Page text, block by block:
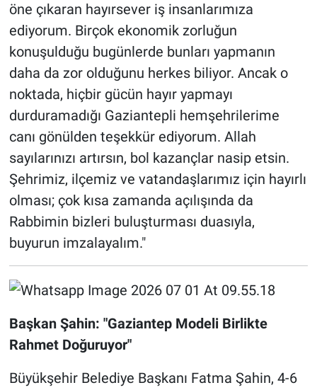
öne çıkaran hayırsever iş insanlarımıza
ediyorum. Birçok ekonomik zorluğun
konuşulduğu bugünlerde bunları yapmanın
daha da zor olduğunu herkes biliyor. Ancak o
noktada, hiçbir gücün hayır yapmayı
durduramadığı Gaziantepli hemşehrilerime
canı gönülden teşekkür ediyorum. Allah
sayılarınızı artırsın, bol kazançlar nasip etsin.
Şehrimiz, ilçemiz ve vatandaşlarımız için hayırlı
olması; çok kısa zamanda açılışında da
Rabbimin bizleri buluşturması duasıyla,
buyurun imzalayalım."
Başkan Şahin: "Gaziantep Modeli Birlikte
Rahmet Doğuruyor"
Büyükşehir Belediye Başkanı Fatma Şahin, 4-6